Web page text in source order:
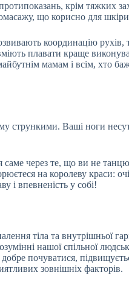
крім тяжких
що корисно для шкіри
координацію
плавати краще
мамам і всім, хто
Ваші ноги
через те, що ви не
на королеву краси:
і впевненість у собі!
тіла та внутрішньої
нашої спільної
почуватися,
зовнішніх факторів.